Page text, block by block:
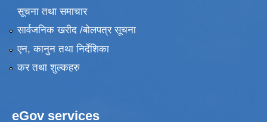
सूचना तथा समाचार
सार्वजनिक खरीद /बोलपत्र सूचना
एन, कानुन तथा निर्देशिका
कर तथा शुल्कहरु
eGov services